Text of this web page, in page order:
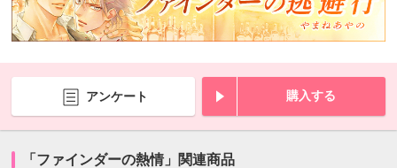
アンケート 購入する
「ファインダーの熱情」関連商品